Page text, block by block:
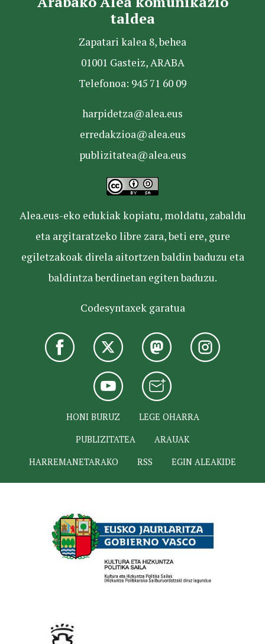
taldea
Zapatari kalea 8, behea
01001 Gasteiz, ARABA
Telefonoa: 945 71 60 09
harpidetza@alea.eus
erredakzioa@alea.eus
publizitatea@alea.eus
Alea.eus-eko edukiak kopiatu, moldatu, zabaldu
eta argitaratzeko libre zara, beti ere, gure
egiletzakoak direla aitortzen baldin baduzu eta
baldintza berdinetan egiten baduzu.
Codesyntaxek garatua
HONI BURUZ
LEGE OHARRA
PUBLIZITATEA
ARAUAK
HARREMANETARAKO
RSS EGIN ALEAKIDE